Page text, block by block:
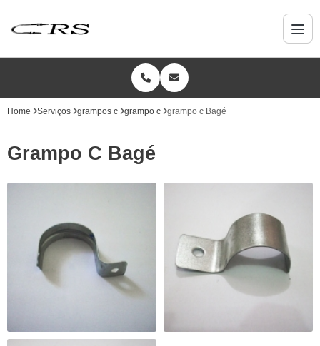
Home Serviços grampos c grampo c grampo c Bagé
Grampo C Bagé